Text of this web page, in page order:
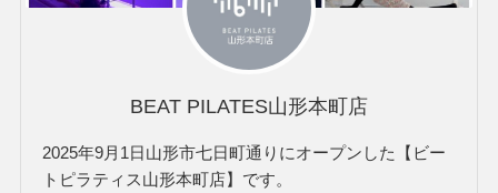
BEAT PILATES山形本町店
2025年9月1日山形市七日町通りにオープンした【ビー
トピラティス山形本町店】です。